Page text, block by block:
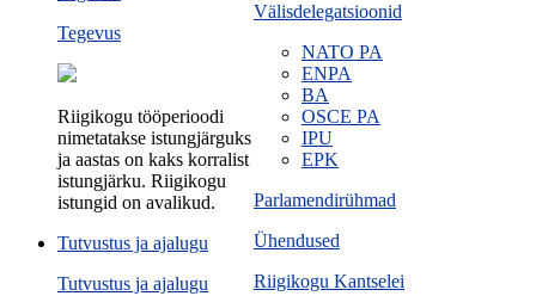
Välisdelegatsioonid
NATO PA
ENPA
BA
OSCE PA
IPU
EPK
Parlamendirühmad
Ühendused
Riigikogu Kantselei
Tegevus
Riigikogu tööperioodi
nimetatakse istungjärguks
ja aastas on kaks korralist
istungjärku. Riigikogu
istungid on avalikud.
Tutvustus ja ajalugu
Tutvustus ja ajalugu